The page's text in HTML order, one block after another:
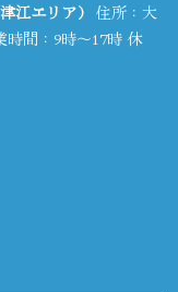
江エリア） 住所：大
時間：9時～17時 休